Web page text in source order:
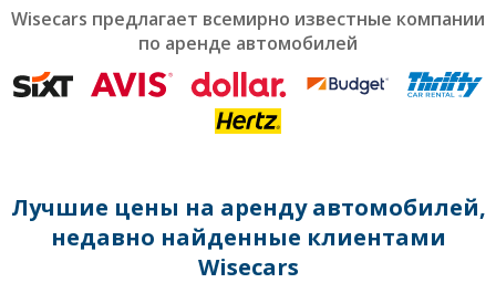
mark
get
the
dates.
Wisecars предлагает всемирно известные компании
по аренде автомобилей
Лучшие цены на аренду автомобилей,
недавно найденные клиентами
Wisecars